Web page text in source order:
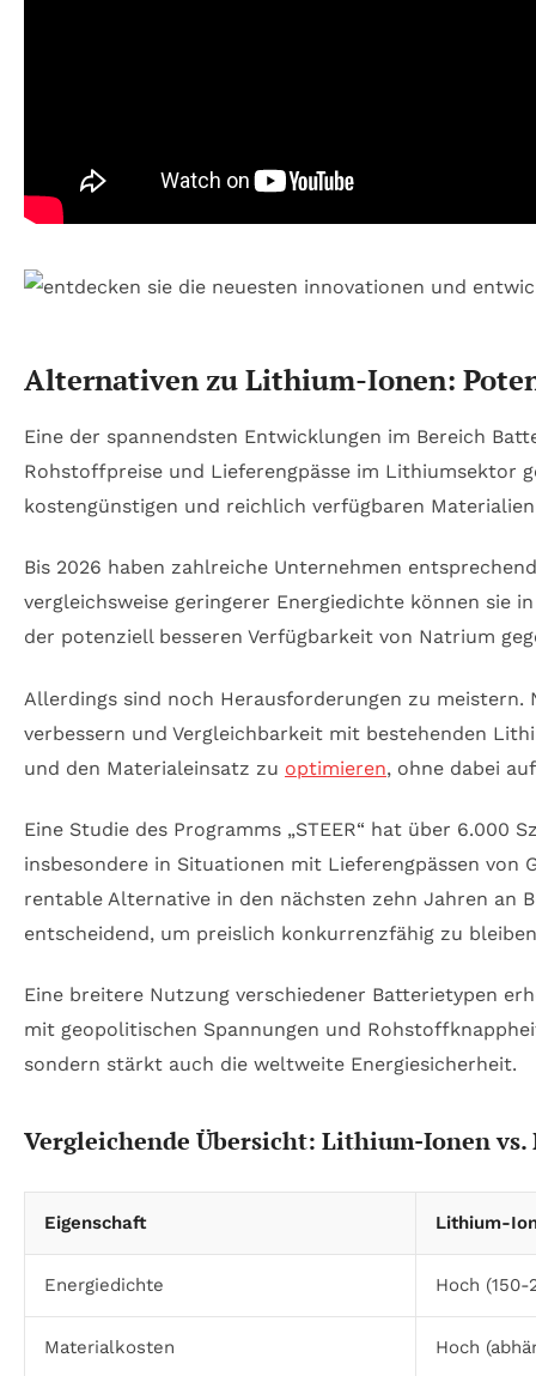
Alternativen zu Lithium-Ionen:
Eine der spannendsten Entwicklungen im Bereich
Rohstoffpreise und Lieferengpässe im Lithiumsektor
kostengünstigen und reichlich verfügbaren
Bis 2026 haben zahlreiche Unternehmen
vergleichsweise geringerer Energiedichte können sie
der potenziell besseren Verfügbarkeit von Natrium
Allerdings sind noch Herausforderungen zu
verbessern und Vergleichbarkeit mit bestehenden
und den Materialeinsatz zu optimieren, ohne dabei
Eine Studie des Programms „STEER“ hat über
insbesondere in Situationen mit Lieferengpässen
rentable Alternative in den nächsten zehn Jahren an
entscheidend, um preislich konkurrenzfähig zu
Eine breitere Nutzung verschiedener Batterietypen
mit geopolitischen Spannungen und
sondern stärkt auch die weltweite Energiesicherheit.
Vergleichende Übersicht: Lithium-Ionen
Eigenschaft Lithium-
Energiedichte Hoch
Materialkosten Hoch